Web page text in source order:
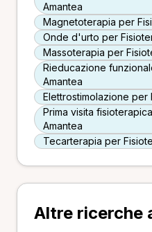
Amantea
Magnetoterapia per
Onde d'urto per
Massoterapia per
Rieducazione
Amantea
Elettrostimolazione per
Prima visita
Amantea
Tecarterapia per
Altre ricerche